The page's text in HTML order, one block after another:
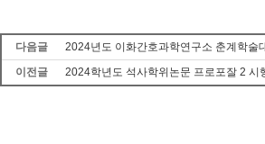
다음글
2024년도 이화간호과학연구소 춘계학술
이전글
2024학년도 석사학위논문 프로포잘 2 시